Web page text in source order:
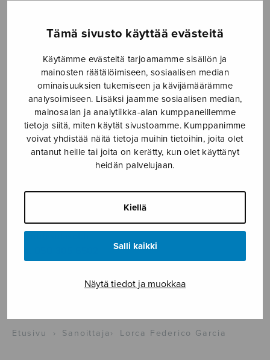
Tämä sivusto käyttää evästeitä
Käytämme evästeitä tarjoamamme sisällön ja
mainosten räätälöimiseen, sosiaalisen median
ominaisuuksien tukemiseen ja kävijämäärämme
analysoimiseen. Lisäksi jaamme sosiaalisen median,
mainosalan ja analytiikka-alan kumppaneillemme
tietoja siitä, miten käytät sivustoamme. Kumppanimme
voivat yhdistää näitä tietoja muihin tietoihin, joita olet
antanut heille tai joita on kerätty, kun olet käyttänyt
heidän palvelujaan.
Kiellä
Salli kaikki
Näytä tiedot ja muokkaa
YLEINEN
Sulasol nuottikauppa
Myymälä avoinna
ma–pe klo 10–16 tai sopimuksen mukaan
Tallberginkatu 1 B, 1,5 krs.
myynti@sulasol.fi
Etusivu › Sanoittaja › Lorca Federico Garcia